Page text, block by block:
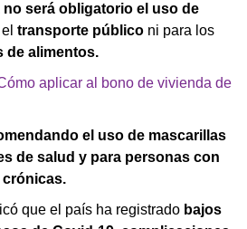
no será obligatorio el uso de
transporte público ni para los
de alimentos.
aplicar al bono de vivienda de
el uso de mascarillas
de salud y para personas con
crónicas.
que el país ha registrado bajos